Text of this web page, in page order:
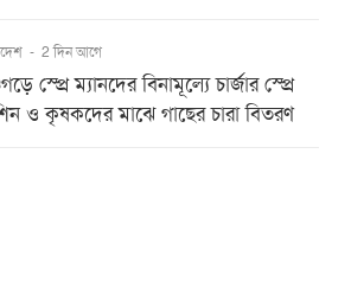
- 2 দিন আগে
স্প্রে ম্যানদের বিনামূল্যে চার্জার স্প্রে
ও কৃষকদের মাঝে গাছের চারা বিতরণ